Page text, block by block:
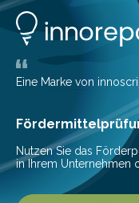
Forschungsarbeit,
feierlichen
HAL2025 wurde
Deutschlands
Mit einer festlichen
Cyberagentur ihren
Eine Marke von
Nutzen Sie das
in Ihrem Unternehmen